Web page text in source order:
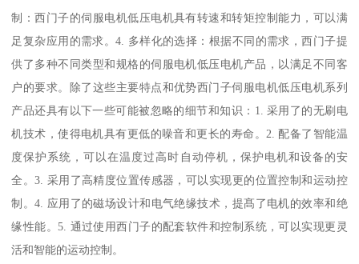
制：西门子的伺服电机低压电机具有转速和转矩控制能力，可以满
足复杂应用的需求。4. 多样化的选择：根据不同的需求，西门子提
供了多种不同类型和规格的伺服电机低压电机产品，以满足不同客
户的要求。除了这些主要特点和优势西门子伺服电机低压电机系列
产品还具有以下一些可能被忽略的细节和知识：1. 采用了的无刷电
机技术，使得电机具有更低的噪音和更长的寿命。2. 配备了智能温
度保护系统，可以在温度过高时自动停机，保护电机和设备的安
全。3. 采用了高精度位置传感器，可以实现更的位置控制和运动控
制。4. 应用了的磁场设计和电气绝缘技术，提髙了电机的效率和绝
缘性能。5. 通过使用西门子的配套软件和控制系统，可以实现更灵
活和智能的运动控制。